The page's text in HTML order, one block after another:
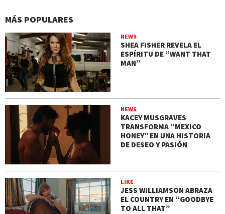
MÁS POPULARES
NEWS
SHEA FISHER REVELA EL
ESPÍRITU DE “WANT THAT
MAN”
NEWS
KACEY MUSGRAVES
TRANSFORMA “MEXICO
HONEY” EN UNA HISTORIA
DE DESEO Y PASIÓN
LIKE
JESS WILLIAMSON ABRAZA
EL COUNTRY EN “GOODBYE
TO ALL THAT”